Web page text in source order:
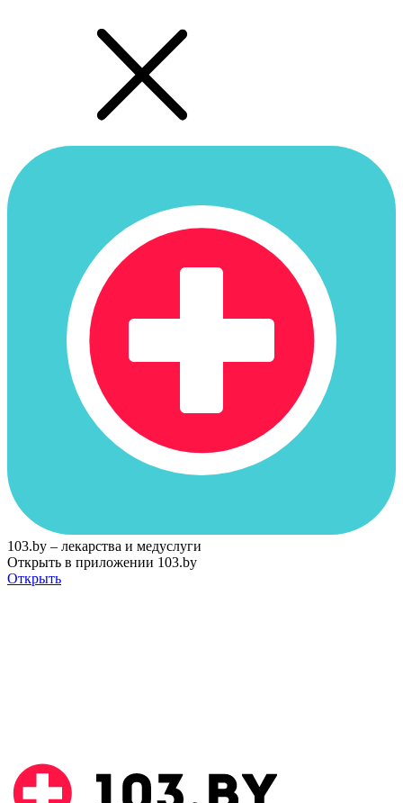
103.by – лекарства и медуслуги
Открыть в приложении 103.by
Открыть